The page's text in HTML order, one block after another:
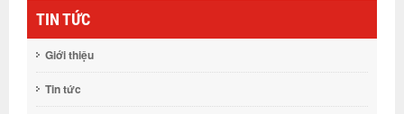
TIN TỨC
Giới thiệu
Tin tức